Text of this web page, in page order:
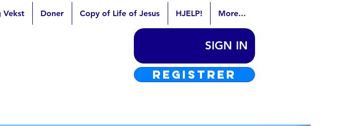
Vekst Doner Copy of Life of Jesus HJELP! More...
SIGN IN
REGISTRER